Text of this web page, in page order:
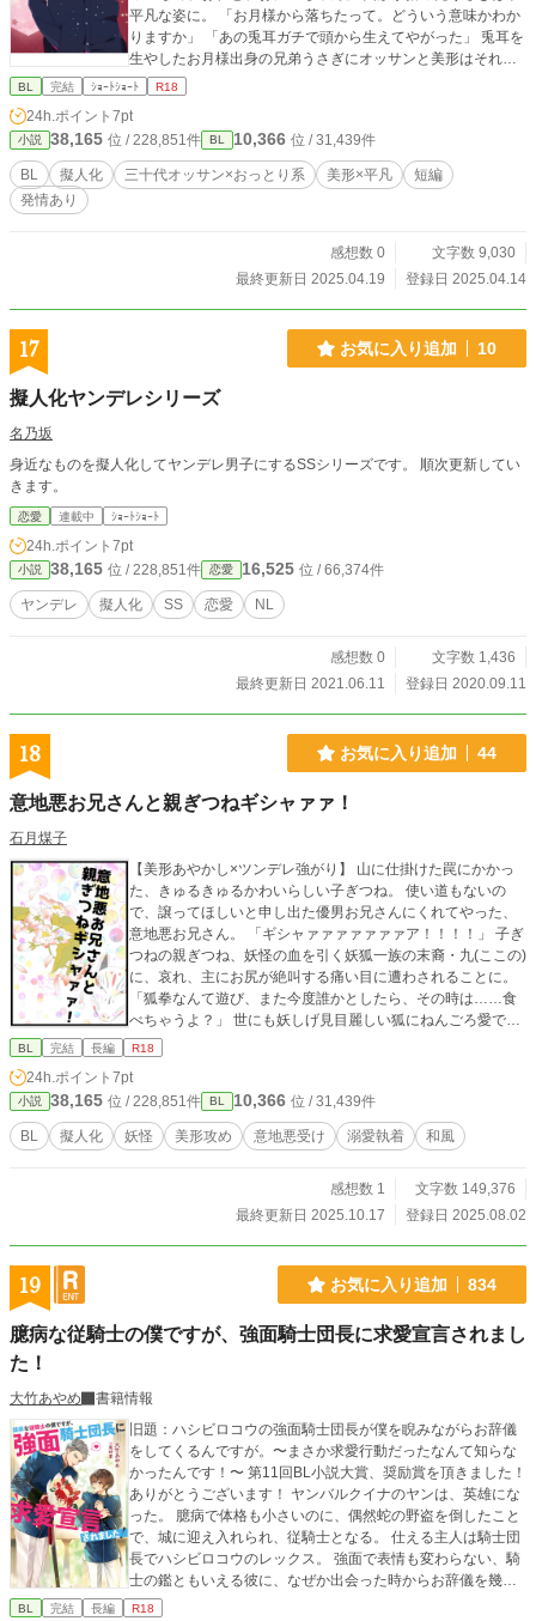
平凡な姿に。 「お月様から落ちたって。どういう意味かわか
りますか」 「あの兎耳ガチで頭から生えてやがった」 兎耳を
生やしたお月様出身の兄弟うさぎにオッサンと美形はそれぞ
れ虜になる。 ■バツイチオッサン×おっとりうさぎ＝甘々/美形
エルセイバーFREE]様のフリーコンテンツを利用しています
http://www.jewel-s.jp/
BL 完結 ｼｮｰﾄｼｮｰﾄ R18
24h.ポイント 7pt
小説 38,165 位 / 228,851件 BL 10,366 位 / 31,439件
BL 擬人化 三十代オッサン×おっとり系 美形×平凡
短編
発情あり
感想数 0
文字数 9,030
最終更新日 2025.04.19
登録日 2025.04.14
17 お気に入り追加 10
擬人化ヤンデレシリーズ
名乃坂
身近なものを擬人化してヤンデレ男子にするSSシリーズです。 順次更新してい
きます。
恋愛 連載中 ｼｮｰﾄｼｮｰﾄ
24h.ポイント 7pt
小説 38,165 位 / 228,851件 恋愛 16,525 位 / 66,374件
ヤンデレ 擬人化 SS 恋愛 NL
感想数 0
文字数 1,436
最終更新日 2021.06.11
登録日 2020.09.11
18 お気に入り追加 44
意地悪お兄さんと親ぎつねギシャァァ！
石月煤子
【美形あやかし×ツンデレ強がり】 山に仕掛けた罠にかかっ
た、きゅるきゅるかわいらしい子ぎつね。 使い道もないの
で、譲ってほしいと申し出た優男お兄さんにくれてやった、
意地悪お兄さん。 「ギシャァァァァァァァア！！！！」 子ぎ
つねの親ぎつね、妖怪の血を引く妖狐一族の末裔・九(ここの)
に、哀れ、主にお尻が絶叫する痛い目に遭わされることに。
「狐拳なんて遊び、また今度誰かとしたら、その時は……食
べちゃうよ？」 世にも妖しげ見目麗しい狐にねんごろ愛でら
れることに……？ 「俺のこと食いてぇのかよ？」 「僕は君に
悪お兄さんの不可思議な恋路、どうなるコンコン。 【お下
品・助平・なんでもあり】 (※獣姦注意)
BL 完結 長編 R18
24h.ポイント 7pt
小説 38,165 位 / 228,851件 BL 10,366 位 / 31,439件
BL 擬人化 妖怪 美形攻め 意地悪受け 溺愛執着 和風
感想数 1
文字数 149,376
最終更新日 2025.10.17
登録日 2025.08.02
19 お気に入り追加 834
臆病な従騎士の僕ですが、強面騎士団長に求愛宣言されまし
た！
大竹あやめ
書籍情報
旧題：ハシビロコウの強面騎士団長が僕を睨みながらお辞儀
をしてくるんですが。〜まさか求愛行動だったなんて知らな
かったんです！〜 第11回BL小説大賞、奨励賞を頂きました！
ありがとうございます！ ヤンバルクイナのヤンは、英雄にな
った。 臆病で体格も小さいのに、偶然蛇の野盗を倒したこと
で、城に迎え入れられ、従騎士となる。 仕える主人は騎士団
長でハシビロコウのレックス。 強面で表情も変わらない、騎
士の鑑ともいえる彼に、なぜか出会った時からお辞儀を幾度
もされた。 彼は癖だと言うが、ヤンは心配しつつも、慣れな
BL 完結 長編 R18